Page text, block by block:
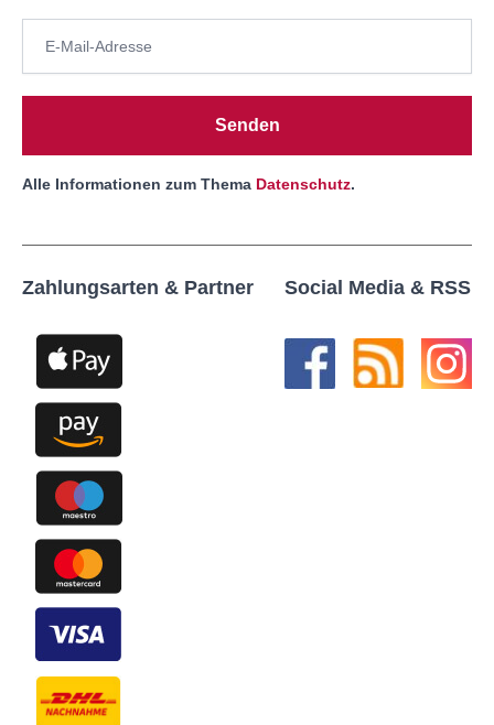
Senden
Alle Informationen zum Thema Datenschutz.
Zahlungsarten & Partner Social Media & RSS